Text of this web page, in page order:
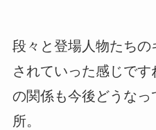
段々と登場人物たち
されていった感じで
の関係も今後どうなっ
所。